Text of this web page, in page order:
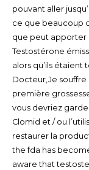
pouvant aller
ce que beaucoup
que peut apporter
Testostérone
alors qu’ils étaient
Docteur,Je souffre
première
vous devriez
Clomid et / ou
restaurer la
the fda has
aware that